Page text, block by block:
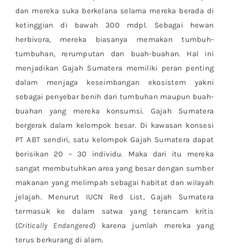
dan mereka suka berkelana selama mereka berada di
ketinggian di bawah 300 mdpl. Sebagai hewan
herbivora, mereka biasanya memakan tumbuh-
tumbuhan, rerumputan dan buah-buahan. Hal ini
menjadikan Gajah Sumatera memiliki peran penting
dalam menjaga keseimbangan ekosistem yakni
sebagai penyebar benih dari tumbuhan maupun buah-
buahan yang mereka konsumsi. Gajah Sumatera
bergerak dalam kelompok besar. Di kawasan konsesi
PT ABT sendiri, satu kelompok Gajah Sumatera dapat
berisikan 20 – 30 individu. Maka dari itu mereka
sangat membutuhkan area yang besar dengan sumber
makanan yang melimpah sebagai habitat dan wilayah
jelajah. Menurut IUCN Red List, Gajah Sumatera
termasuk ke dalam satwa yang terancam kritis
(Critically Endangered) karena jumlah mereka yang
terus berkurang di alam.